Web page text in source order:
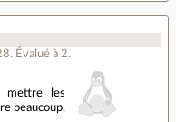
. Évalué à 2.
mettre les
beaucoup,